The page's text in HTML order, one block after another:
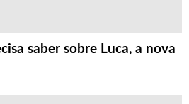
saber sobre Luca, a nova